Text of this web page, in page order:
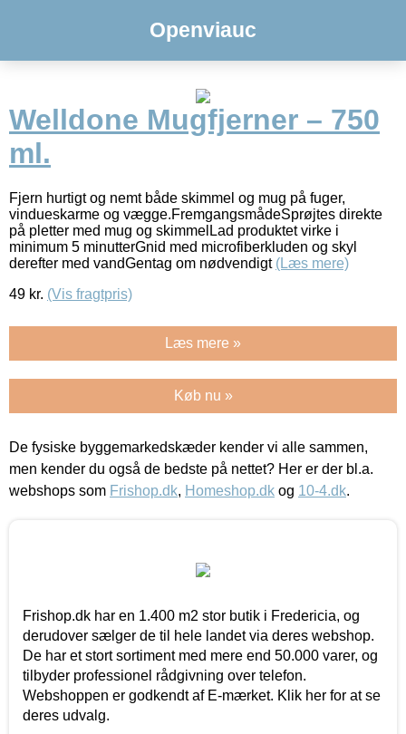
Openviauc
Welldone Mugfjerner – 750
ml.
Fjern hurtigt og nemt både skimmel og mug på fuger,
vindueskarme og vægge.FremgangsmådeSprøjtes direkte
på pletter med mug og skimmelLad produktet virke i
minimum 5 minutterGnid med microfiberkluden og skyl
derefter med vandGentag om nødvendigt (Læs mere)
49 kr. (Vis fragtpris)
Læs mere »
Køb nu »
De fysiske byggemarkedskæder kender vi alle sammen,
men kender du også de bedste på nettet? Her er der bl.a.
webshops som Frishop.dk, Homeshop.dk og 10-4.dk.
Frishop.dk har en 1.400 m2 stor butik i Fredericia, og
derudover sælger de til hele landet via deres webshop.
De har et stort sortiment med mere end 50.000 varer, og
tilbyder professionel rådgivning over telefon.
Webshoppen er godkendt af E-mærket. Klik her for at se
deres udvalg.